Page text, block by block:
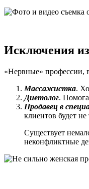
Исключения
«Нервные» профессии,
Массажистка.
Диетолог.
Продавец в
клиентов будет
Существует
неконфликтные